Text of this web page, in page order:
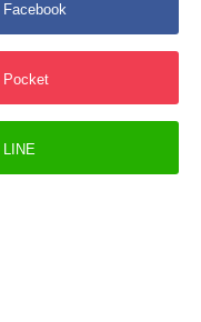
Facebook
Pocket
LINE